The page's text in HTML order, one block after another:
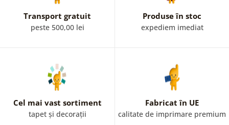
Transport gratuit
peste 500,00 lei
Produse în stoc
expediem imediat
Cel mai vast sortiment
tapet și decorații
Fabricat în UE
calitate de imprimare premium